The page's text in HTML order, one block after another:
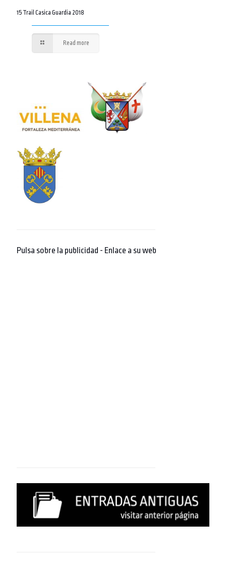
15 Trail Casica Guardia 2018
Read more
Pulsa sobre la publicidad - Enlace a su web